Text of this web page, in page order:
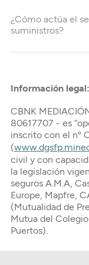
¿Cómo actúa el
suministros?
Información legal:
CBNK
80617707 - es
inscrito con el nº
(
civil y con
la legislación
seguros A.M.A,
Europe, Mapfre,
(Mutualidad de
Mutua del
Puertos).